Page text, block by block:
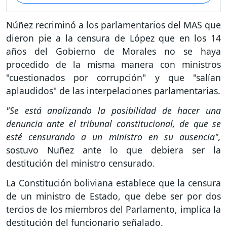
Núñez recriminó a los parlamentarios del MAS que
dieron pie a la censura de López que en los 14
años del Gobierno de Morales no se haya
procedido de la misma manera con ministros
"cuestionados por corrupción" y que "salían
aplaudidos" de las interpelaciones parlamentarias.
"Se está analizando la posibilidad de hacer una
denuncia ante el tribunal constitucional, de que se
esté censurando a un ministro en su ausencia",
sostuvo Nuñez ante lo que debiera ser la
destitución del ministro censurado.
La Constitución boliviana establece que la censura
de un ministro de Estado, que debe ser por dos
tercios de los miembros del Parlamento, implica la
destitución del funcionario señalado.